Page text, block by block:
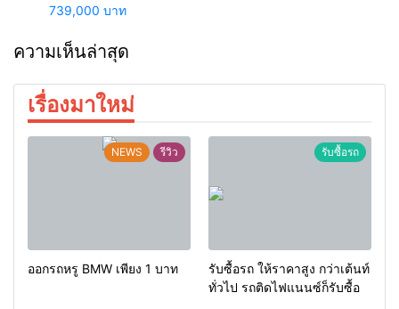
739,000 บาท
ความเห็นล่าสุด
เรื่องมาใหม่
NEWS รีวิว
ออกรถหรู BMW เพียง 1 บาท
รับซื้อรถ
รับซื้อรถ ให้ราคาสูง กว่าเต้นท์
ทั่วไป รถติดไฟแนนซ์ก็รับซื้อ